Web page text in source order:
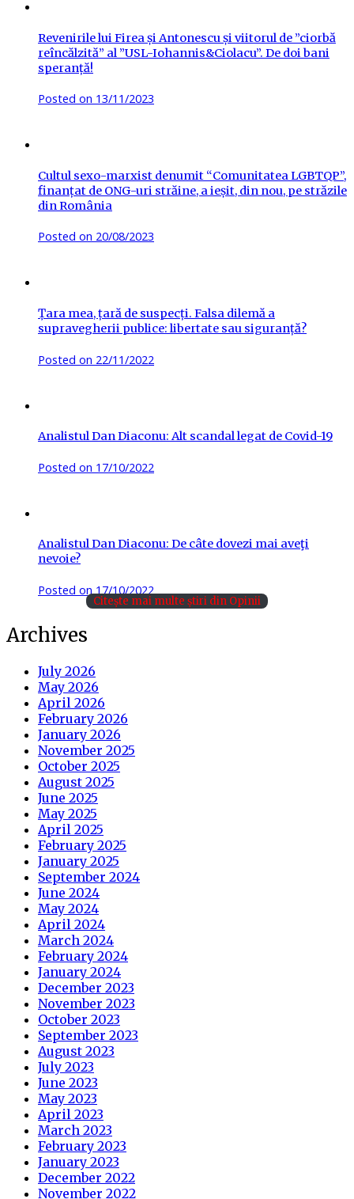
Revenirile lui Firea și Antonescu și viitorul de ”ciorbă
reîncălzită” al ”USL-Iohannis&Ciolacu”. De doi bani
speranță!
Posted on 13/11/2023
Cultul sexo-marxist denumit “Comunitatea LGBTQP”,
finanțat de ONG-uri străine, a ieșit, din nou, pe străzile
din România
Posted on 20/08/2023
Țara mea, țară de suspecți. Falsa dilemă a
supravegherii publice: libertate sau siguranță?
Posted on 22/11/2022
Analistul Dan Diaconu: Alt scandal legat de Covid-19
Posted on 17/10/2022
Analistul Dan Diaconu: De câte dovezi mai aveţi
nevoie?
Posted on 17/10/2022
Citește mai multe știri din Opinii
Archives
July 2026
May 2026
April 2026
February 2026
January 2026
November 2025
October 2025
August 2025
June 2025
May 2025
April 2025
February 2025
January 2025
September 2024
June 2024
May 2024
April 2024
March 2024
February 2024
January 2024
December 2023
November 2023
October 2023
September 2023
August 2023
July 2023
June 2023
May 2023
April 2023
March 2023
February 2023
January 2023
December 2022
November 2022